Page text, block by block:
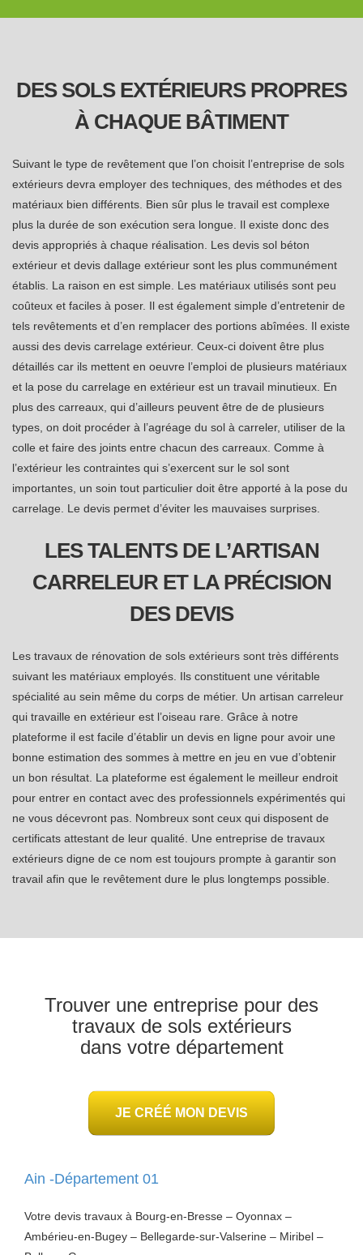
DES SOLS EXTÉRIEURS PROPRES
À CHAQUE BÂTIMENT
Suivant le type de revêtement que l’on choisit l’entreprise de sols
extérieurs devra employer des techniques, des méthodes et des
matériaux bien différents. Bien sûr plus le travail est complexe
plus la durée de son exécution sera longue. Il existe donc des
devis appropriés à chaque réalisation. Les devis sol béton
extérieur et devis dallage extérieur sont les plus communément
établis. La raison en est simple. Les matériaux utilisés sont peu
coûteux et faciles à poser. Il est également simple d’entretenir de
tels revêtements et d’en remplacer des portions abîmées. Il existe
aussi des devis carrelage extérieur. Ceux-ci doivent être plus
détaillés car ils mettent en oeuvre l’emploi de plusieurs matériaux
et la pose du carrelage en extérieur est un travail minutieux. En
plus des carreaux, qui d’ailleurs peuvent être de de plusieurs
types, on doit procéder à l’agréage du sol à carreler, utiliser de la
colle et faire des joints entre chacun des carreaux. Comme à
l’extérieur les contraintes qui s’exercent sur le sol sont
importantes, un soin tout particulier doit être apporté à la pose du
carrelage. Le devis permet d’éviter les mauvaises surprises.
LES TALENTS DE L’ARTISAN
CARRELEUR ET LA PRÉCISION
DES DEVIS
Les travaux de rénovation de sols extérieurs sont très différents
suivant les matériaux employés. Ils constituent une véritable
spécialité au sein même du corps de métier. Un artisan carreleur
qui travaille en extérieur est l’oiseau rare. Grâce à notre
plateforme il est facile d’établir un devis en ligne pour avoir une
bonne estimation des sommes à mettre en jeu en vue d’obtenir
un bon résultat. La plateforme est également le meilleur endroit
pour entrer en contact avec des professionnels expérimentés qui
ne vous décevront pas. Nombreux sont ceux qui disposent de
certificats attestant de leur qualité. Une entreprise de travaux
extérieurs digne de ce nom est toujours prompte à garantir son
travail afin que le revêtement dure le plus longtemps possible.
Trouver une entreprise pour des
travaux de sols extérieurs
dans votre département
JE CRÉÉ MON DEVIS
Ain -Département 01
Votre devis travaux à Bourg-en-Bresse – Oyonnax –
Ambérieu-en-Bugey – Bellegarde-sur-Valserine – Miribel –